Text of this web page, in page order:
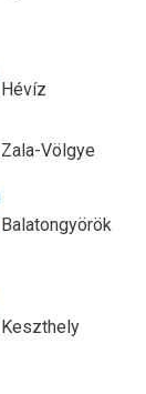
Hévíz
Zala-Völgye
Balatongyörök
Keszthely